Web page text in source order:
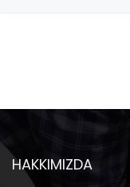
HAKKIMIZDA